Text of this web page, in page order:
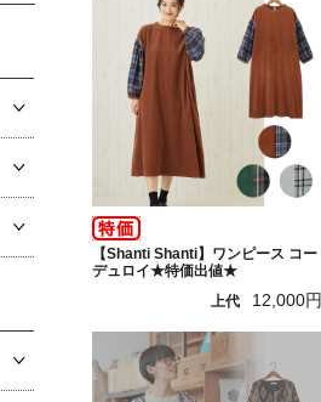
【Shanti Shanti】ワンピース コー
デュロイ★特価出値★
上代
12,000円